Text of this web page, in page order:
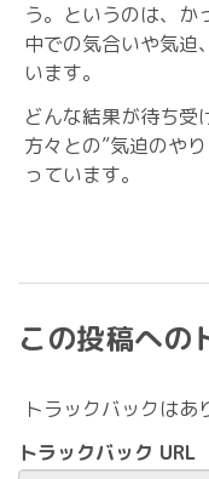
う。というのは、か
中での気合いや気迫
います。
どんな結果が待ち受
方々との”気迫のや
っています。
この投稿への
トラックバックはあ
トラックバック URL